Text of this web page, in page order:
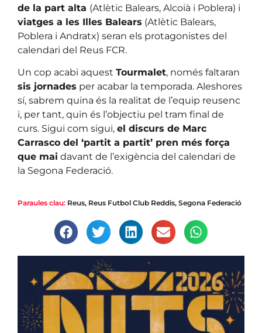
de la part alta (Atlètic Balears, Alcoià i Poblera) i
viatges a les Illes Balears (Atlètic Balears,
Poblera i Andratx) seran els protagonistes del
calendari del Reus FCR.
Un cop acabi aquest Tourmalet, només faltaran
sis jornades per acabar la temporada. Aleshores
sí, sabrem quina és la realitat de l’equip reusenc
i, per tant, quin és l’objectiu pel tram final de
curs. Sigui com sigui, el discurs de Marc
Carrasco del ‘partit a partit’ pren més força
que mai davant de l’exigència del calendari de
la Segona Federació.
Paraules clau: Reus, Reus Futbol Club Reddis, Segona Federació